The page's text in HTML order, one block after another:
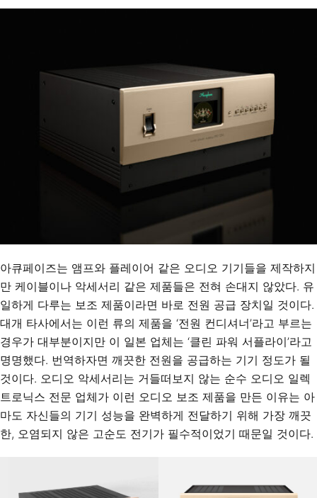
아큐페이즈는 앰프와 플레이어 같은 오디오 기기들을 제작하지
만 케이블이나 악세서리 같은 제품들은 전혀 손대지 않았다. 유
일하게 다루는 보조 제품이라면 바로 전원 공급 장치일 것이다.
대개 타사에서는 이런 류의 제품을 ‘전원 컨디셔너’라고 부르는
경우가 대부분이지만 이 일본 업체는 ‘클린 파워 서플라이’라고
명명했다. 번역하자면 깨끗한 전원을 공급하는 기기 정도가 될
것이다. 오디오 악세서리는 거들떠보지 않는 순수 오디오 일렉
트로닉스 전문 업체가 이런 오디오 보조 제품을 만든 이유는 아
마도 자신들의 기기 성능을 완벽하게 전달하기 위해 가장 깨끗
한, 오염되지 않은 고순도 전기가 필수적이었기 때문일 것이다.